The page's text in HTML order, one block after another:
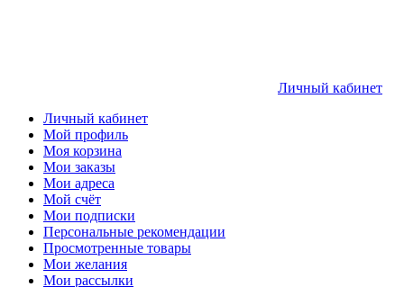
Личный кабинет
Личный кабинет
Мой профиль
Моя корзина
Мои заказы
Мои адреса
Мой счёт
Мои подписки
Персональные рекомендации
Просмотренные товары
Мои желания
Мои рассылки